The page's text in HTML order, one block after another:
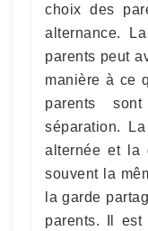
choix des
alternance.
parents peut
manière à ce
parents
séparation.
alternée et la
souvent la
la garde
parents. Il